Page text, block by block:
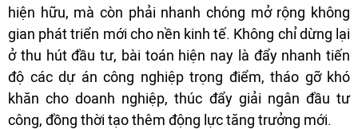
hiện hữu, mà còn phải nhanh chóng mở rộng không
gian phát triển mới cho nền kinh tế. Không chỉ dừng lại
ở thu hút đầu tư, bài toán hiện nay là đẩy nhanh tiến
độ các dự án công nghiệp trọng điểm, tháo gỡ khó
khăn cho doanh nghiệp, thúc đẩy giải ngân đầu tư
công, đồng thời tạo thêm động lực tăng trưởng mới.